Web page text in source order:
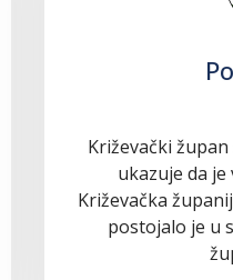
Križevački
ukazuje da
Križevačka
postojalo je u